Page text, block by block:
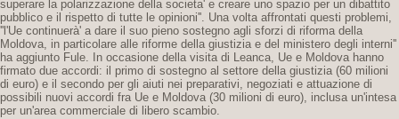
superare la polarizzazione della societa' e creare uno spazio per un dibattito
pubblico e il rispetto di tutte le opinioni''. Una volta affrontati questi problemi,
''l'Ue continuerà' a dare il suo pieno sostegno agli sforzi di riforma della
Moldova, in particolare alle riforme della giustizia e del ministero degli interni''
ha aggiunto Fule. In occasione della visita di Leanca, Ue e Moldova hanno
firmato due accordi: il primo di sostegno al settore della giustizia (60 milioni
di euro) e il secondo per gli aiuti nei preparativi, negoziati e attuazione di
possibili nuovi accordi fra Ue e Moldova (30 milioni di euro), inclusa un'intesa
per un'area commerciale di libero scambio.